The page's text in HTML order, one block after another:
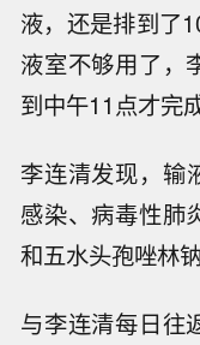
液，还是排到了
液室不够用了，
到中午11点才完
李连清发现，
感染、病毒性肺
和五水头孢唑林钠
与李连清每日往